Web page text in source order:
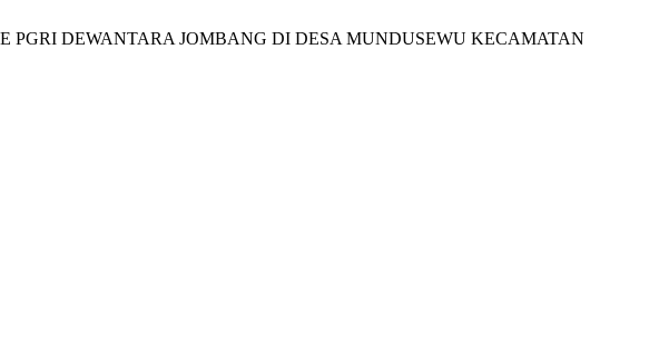
PGRI DEWANTARA JOMBANG DI DESA MUNDUSEWU KECAMATAN